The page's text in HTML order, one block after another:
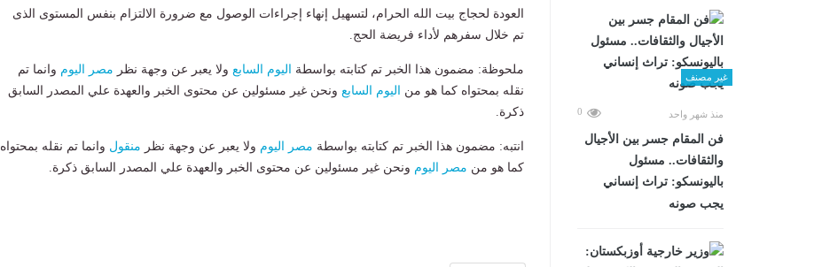
غير مصنف
منذ شهر واحد 0
فن المقام جسر بين الأجيال
والثقافات.. مسئول
باليونسكو: تراث إنساني
يجب صونه
العودة لحجاج بيت الله الحرام، لتسهيل إنهاء إجراءات الوصول مع ضرورة الالتزام بنفس المستوى الذى
تم خلال سفرهم لأداء فريضة الحج.
ملحوظة: مضمون هذا الخبر تم كتابته بواسطة اليوم السابع ولا يعبر عن وجهة نظر مصر اليوم وانما تم
نقله بمحتواه كما هو من
اليوم السابع ونحن غير مسئولين عن محتوى الخبر والعهدة علي المصدر السابق
ذكرة.
انتبه: مضمون هذا الخبر تم كتابته بواسطة مصر اليوم ولا يعبر عن وجهة نظر منقول وانما تم نقله بمحتواه
كما هو من مصر اليوم ونحن غير مسئولين عن محتوى الخبر والعهدة علي المصدر السابق ذكرة.